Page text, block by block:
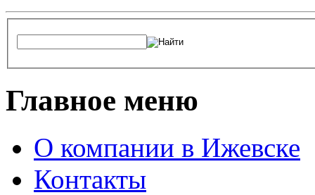
Главное меню
О компании в Ижевске
Контакты